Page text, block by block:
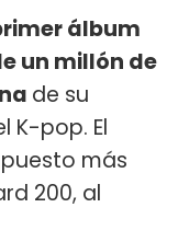
álbum
un millón de
de su
K-pop. El
más
200, al